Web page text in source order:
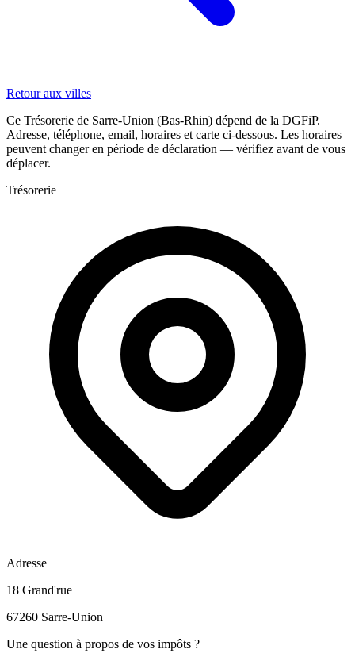
Retour aux villes
Ce Trésorerie de Sarre-Union (Bas-Rhin) dépend de la DGFiP.
Adresse, téléphone, email, horaires et carte ci-dessous. Les horaires
peuvent changer en période de déclaration — vérifiez avant de vous
déplacer.
Trésorerie
Adresse
18 Grand'rue
67260 Sarre-Union
Une question à propos de vos impôts ?